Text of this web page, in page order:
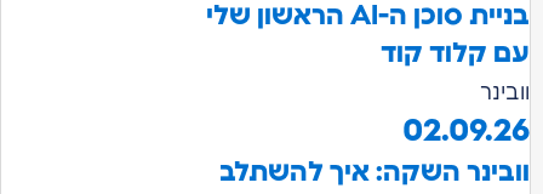
בניית סוכן ה-AI הראשון שלי
עם קלוד קוד
וובינר
02.09.26
וובינר השקה: איך להשתלב